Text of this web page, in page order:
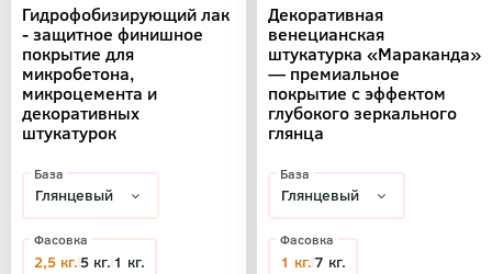
Гидрофобизирующий лак
- защитное финишное
покрытие для
микробетона,
микроцемента и
декоративных
штукатурок
База
Фасовка
2,5 кг.5 кг. 1 кг.
Декоративная
венецианская
штукатурка «Мараканда»
— премиальное
покрытие с эффектом
глубокого зеркального
глянца
База
Фасовка
1 кг.7 кг.